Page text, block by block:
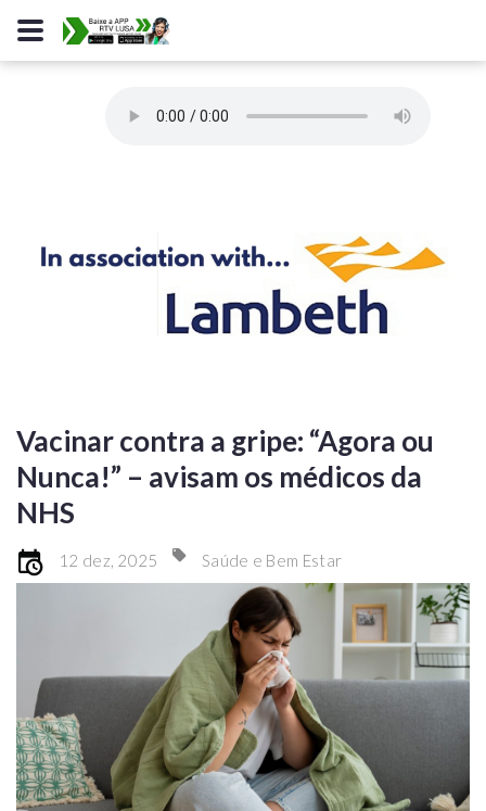
Vacinar contra a gripe: “Agora ou
Nunca!” – avisam os médicos da
NHS
12 dez, 2025 Saúde e Bem Estar